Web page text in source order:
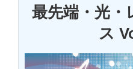
最先端・光・
ス